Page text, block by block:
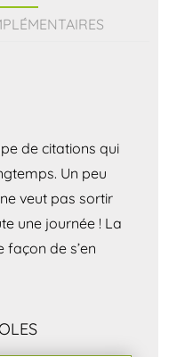
de citations qui
Un peu
veut pas sortir
une journée ! La
façon de s’en